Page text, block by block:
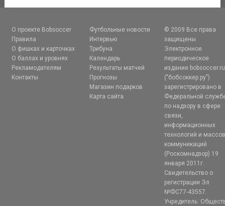
О проекте Bobsoccer
Правила
О фишках и карточках
О баллах и уровнях
Рекламодателям
Контакты
Футбольные новости
Интервью
Трибуна
Календарь
Результаты матчей
Прогнозы
Магазин подарков
Карта сайта
© 2009 Все права
защищены.
Электронное
периодическое
издание bobsoccer.ru
("бобсоккер.ру")
зарегистрировано в
Федеральной
по надзору в сфере
связи,
информационных
технологий и
коммуникаций
(Роскомнадзор) 19
января 2011г.
Свидетельство о
регистрации Эл
№ФС77-43557.
Учредитель: